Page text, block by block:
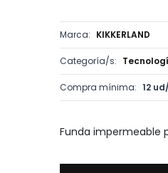
Marca: KIKKERLAND
Categoría/s:
Compra mínima: 12
Funda impermeable